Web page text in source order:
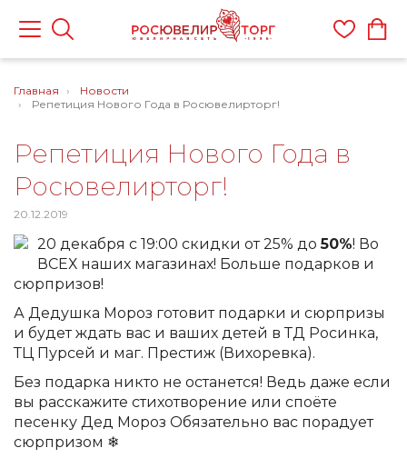
Главная
Новости
Репетиция Нового Года в Росювелирторг!
Репетиция Нового Года в
Росювелирторг!
20.12.2019
20 декабря с 19:00 скидки от 25% до50%! Во
ВСЕХ наших магазинах! Больше подарков и
сюрпризов!
А Дедушка Мороз готовит подарки и сюрпризы
и будет ждать вас и ваших детей в ТД Росинка,
ТЦ Пурсей и маг. Престиж (Вихоревка).
Без подарка никто не останется! Ведь даже если
вы расскажите стихотворение или споёте
песенку Дед Мороз Обязательно вас порадует
сюрпризом ❄